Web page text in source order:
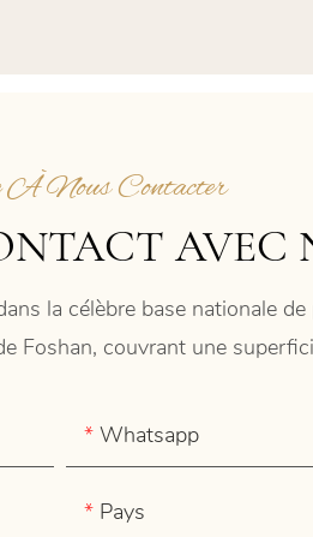
À Nous Contacter
AVEC
la célèbre base nationale
Foshan, couvrant une
Whatsapp
Pays